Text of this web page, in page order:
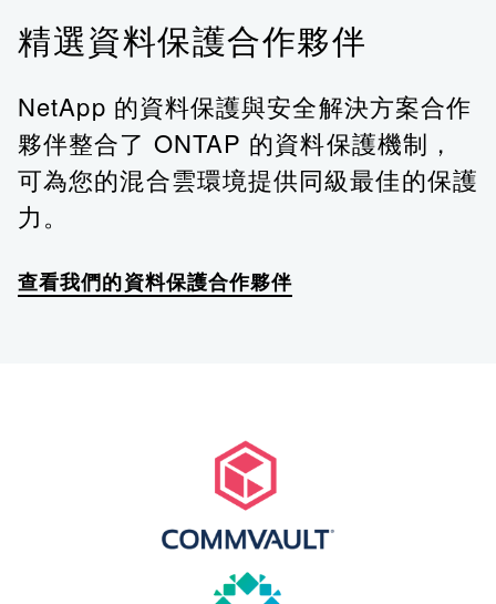
精選資料保護合作夥伴
NetApp 的資料保護與安全解決方案合作
夥伴整合了 ONTAP 的資料保護機制，
可為您的混合雲環境提供同級最佳的保護
力。
查看我們的資料保護合作夥伴